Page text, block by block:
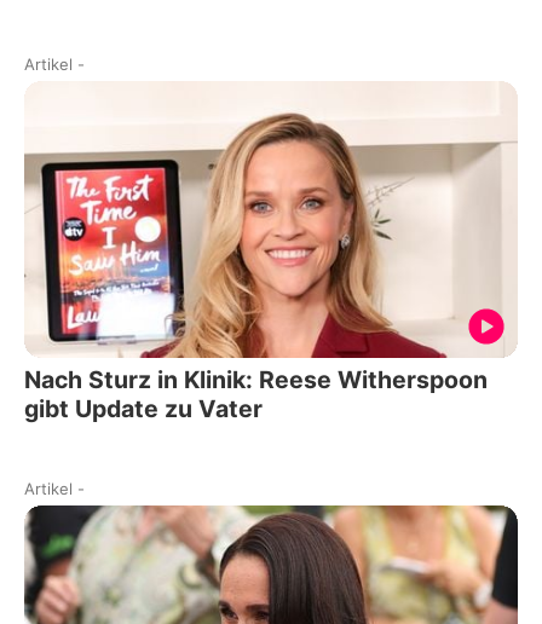
Artikel -
Nach Sturz in Klinik: Reese Witherspoon
gibt Update zu Vater
Artikel -